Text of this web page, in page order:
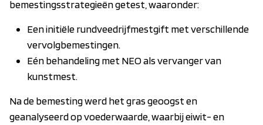
bemestingsstrategieën getest, waaronder:
Een initiële rundveedrijfmestgift met verschillende
vervolgbemestingen.
Eén behandeling met NEO als vervanger van
kunstmest.
Na de bemesting werd het gras geoogst en
geanalyseerd op voederwaarde, waarbij eiwit- en